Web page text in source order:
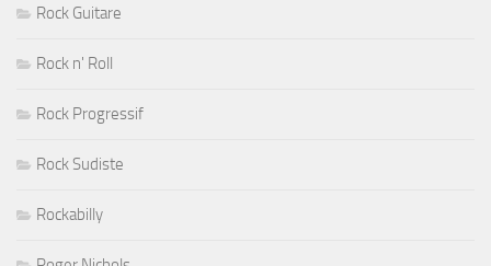
Rock Guitare
Rock n' Roll
Rock Progressif
Rock Sudiste
Rockabilly